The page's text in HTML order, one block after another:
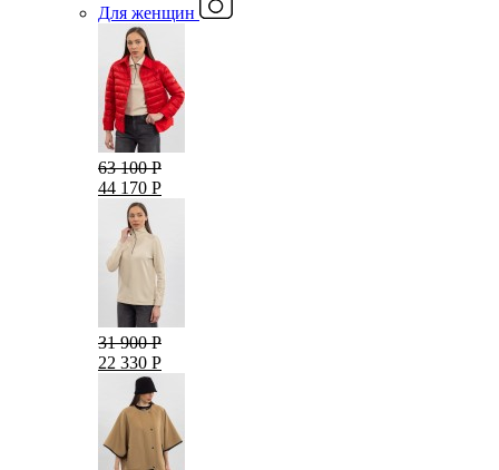
Для женщин
63 100 Р
44 170 Р
31 900 Р
22 330 Р